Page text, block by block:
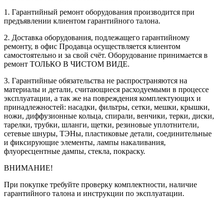
1. Гарантийный ремонт оборудования производится при
предъявлении клиентом гарантийного талона.
2. Доставка оборудования, подлежащего гарантийному
ремонту, в офис Продавца осуществляется клиентом
самостоятельно и за свой счёт. Оборудование принимается в
ремонт ТОЛЬКО В ЧИСТОМ ВИДЕ.
3. Гарантийные обязательства не распространяются на
материалы и детали, считающиеся расходуемыми в процессе
эксплуатации, а так же на повреждения комплектующих и
принадлежностей: насадки, фильтры, сетки, мешки, крышки,
ножи, диффузионные кольца, спирали, венчики, терки, диски,
тарелки, трубки, шланги, щетки, резиновые уплотнители,
сетевые шнуры, ТЭНы, пластиковые детали, соединительные
и фиксирующие элементы, лампы накаливания,
флуоресцентные дампы, стекла, покраску.
ВНИМАНИЕ!
При покупке требуйте проверку комплектности, наличие
гарантийного талона и инструкции по эксплуатации.